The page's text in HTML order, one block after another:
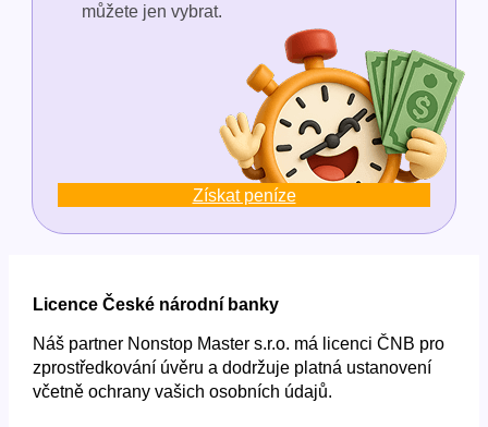
můžete jen vybrat.
Získat peníze
Licence České národní banky
Náš partner Nonstop Master s.r.o. má licenci ČNB pro
zprostředkování úvěru a dodržuje platná ustanovení
včetně ochrany vašich osobních údajů.